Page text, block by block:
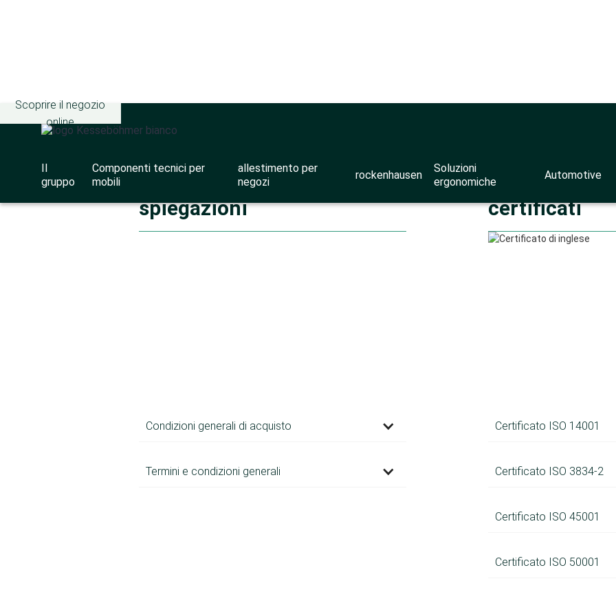
Scoprire il negozio
online
Il
gruppo
Componenti tecnici per
mobili
allestimento per
negozi
rockenhausen
Soluzioni
ergonomiche
Automotive
spiegazioni
Condizioni generali di acquisto
Termini e condizioni generali
certificati
Certificato ISO 14001
Certificato ISO 3834-2
Certificato ISO 45001
Certificato ISO 50001